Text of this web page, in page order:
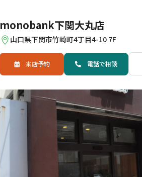
monobank下関大丸店
山口県下関市竹崎町4丁目4-10 7F
来店予約 電話で相談